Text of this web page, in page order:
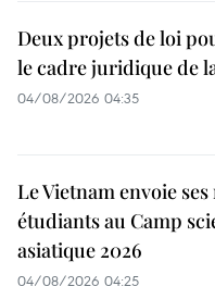
Deux projets de loi
le cadre juridique de
04/08/2026 04:35
Le Vietnam envoie
étudiants au Camp
asiatique 2026
04/08/2026 04:25